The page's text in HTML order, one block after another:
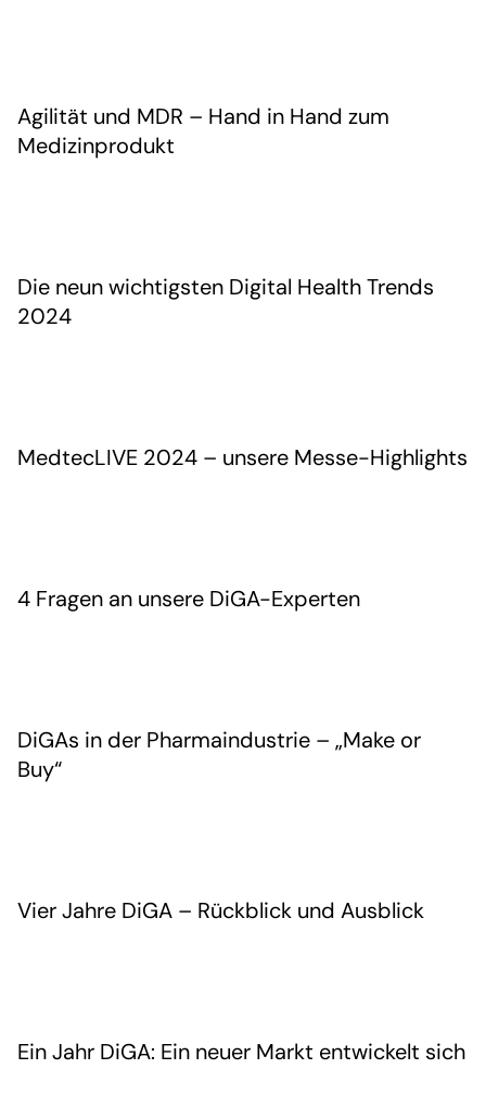
Agilität und MDR – Hand in Hand zum
Medizinprodukt
Die neun wichtigsten Digital Health Trends
2024
MedtecLIVE 2024 – unsere Messe-Highlights
4 Fragen an unsere DiGA-Experten
DiGAs in der Pharmaindustrie – „Make or
Buy“
Vier Jahre DiGA – Rückblick und Ausblick
Ein Jahr DiGA: Ein neuer Markt entwickelt sich